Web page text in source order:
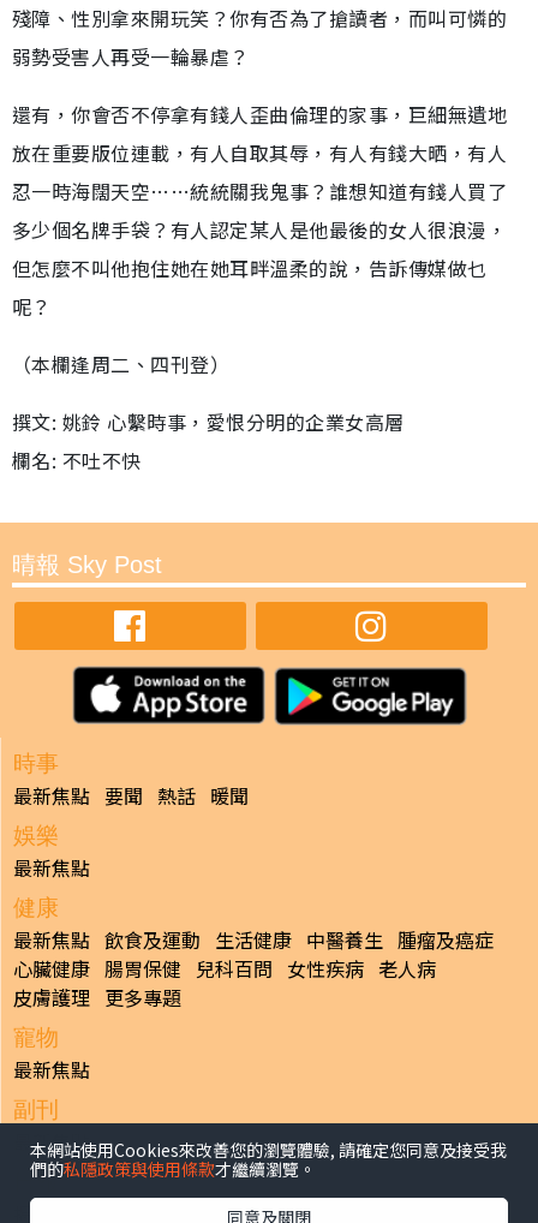
殘障、性別拿來開玩笑？你有否為了搶讀者，而叫可憐的
弱勢受害人再受一輪暴虐？
還有，你會否不停拿有錢人歪曲倫理的家事，巨細無遺地
放在重要版位連載，有人自取其辱，有人有錢大晒，有人
忍一時海闊天空……統統關我鬼事？誰想知道有錢人買了
多少個名牌手袋？有人認定某人是他最後的女人很浪漫，
但怎麼不叫他抱住她在她耳畔溫柔的說，告訴傳媒做乜
呢？
（本欄逢周二、四刊登）
撰文: 姚鈴 心繫時事，愛恨分明的企業女高層
欄名: 不吐不快
晴報 Sky Post
時事
最新焦點 要聞 熱話 暖聞
娛樂
最新焦點
健康
最新焦點 飲食及運動 生活健康 中醫養生 腫瘤及癌症
心臟健康 腸胃保健 兒科百問 女性疾病 老人病
皮膚護理 更多專題
寵物
最新焦點
副刊
最新焦點
日報
中國/國際
本網站使用Cookies來改善您的瀏覽體驗, 請確定您同意及接受我
們的私隱政策與使用條款才繼續瀏覽。
同意及關閉